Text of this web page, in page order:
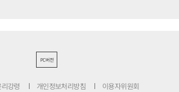
PC버전
리강령 개인정보처리방침 이용자위원회